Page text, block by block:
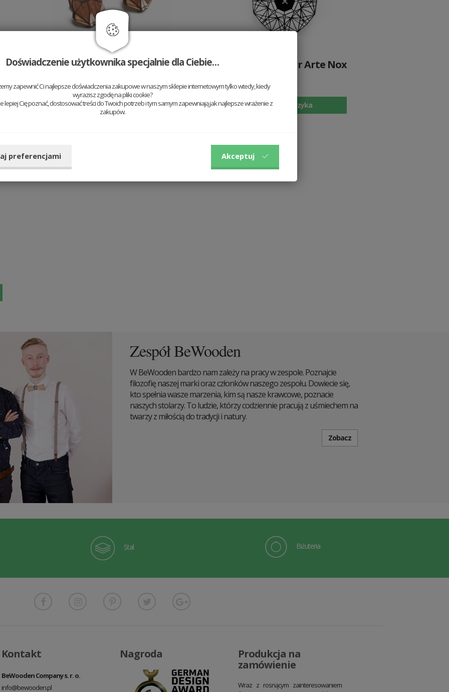
Drewniane kolczyki Fox
79 PLN
Dodaj do koszyka
Drewniany zegar Arte Nox
Dodaj do koszyka
Zespół BeWooden
W BeWooden bardzo nam zależy na pracy w zespole. Poznajcie
filozofię naszej marki oraz członków naszego zespołu. Dowiecie się,
kto spełnia wasze marzenia, kim są nasze krawcowe, poznacie
naszych stolarzy. To ludzie, którzy codziennie pracują z uśmiechem na
twarzy z miłością do tradycji i natury.
Zobacz
Stal Biżuteria
Kontakt
BeWooden Company s. r. o.
info@bewooden.pl
Nagroda
Produkcja na
zamówienie
Wraz z rosnącym zainteresowaniem
Doświadczenie użytkownika specjalnie dla Ciebie…
zapewnić Ci najlepsze doświadczenia zakupowe w naszym sklepie internetowym tylko wtedy, kiedy
wyrazisz zgodę na pliki cookie?
lepiej Cię poznać, dostosować treści do Twoich potrzeb i tym samym zapewniają jak najlepsze wrażenie z
zakupów.
preferencjami Akceptuj